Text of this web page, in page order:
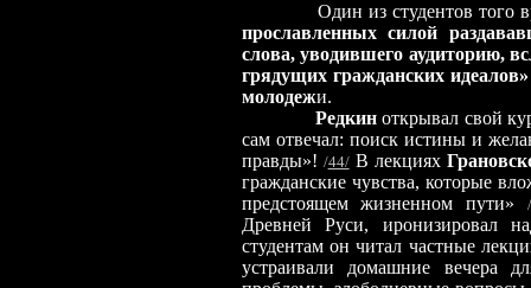
Один из студентов того
прославленных силой
слова, уводившего аудиторию,
грядущих гражданских
молодежи.
Редкиноткрывал свой
сам отвечал: поиск истины и
правды»! /44/В лекциях
гражданские чувства, которые
предстоящем жизненном пути»
Древней Руси, иронизировал
студентам он читал частные
устраивали домашние вечера